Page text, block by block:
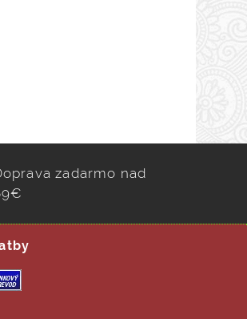
zadarmo nad